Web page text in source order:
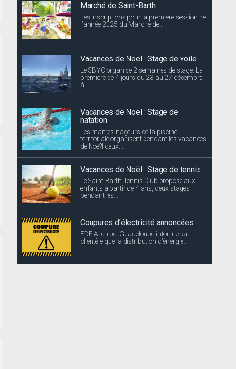
Marché de Saint-Barth
Les inscriptions pour la première session de
l’année 2025 du Marché de...
Vacances de Noël : Stage de voile
Le SBYC organise 2 semaines de stage. La
premiere de 4 jours du 23 au 27 décembre
à...
Vacances de Noël : Stage de
natation
Les maîtres-nageurs de la piscine
territoriale organisent pendant les vacances
de Noe?l deux...
Vacances de Noël : Stage de tennis
Le Saint-Barth Tennis Club propose aux
enfants à partir de 4 ans, deux stages
pendant les...
Coupures d’électricité annoncées
EDF Archipel Guadeloupe informe sa
clientèle que la distribution d’énergie...